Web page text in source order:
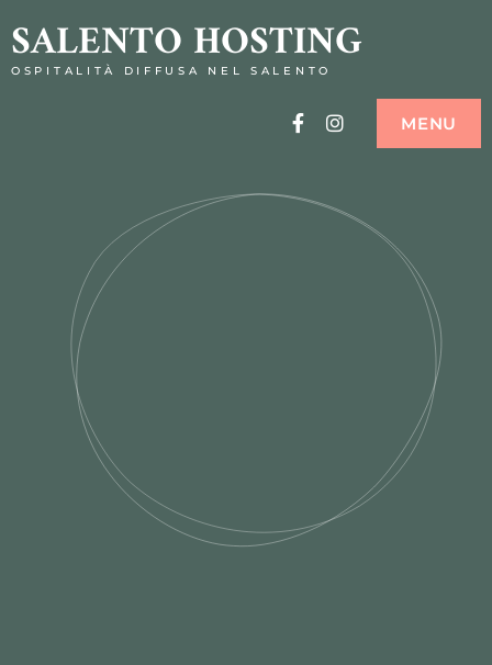
SALENTO HOSTING
OSPITALITÀ DIFFUSA NEL SALENTO
FacebookInstagram
MENU